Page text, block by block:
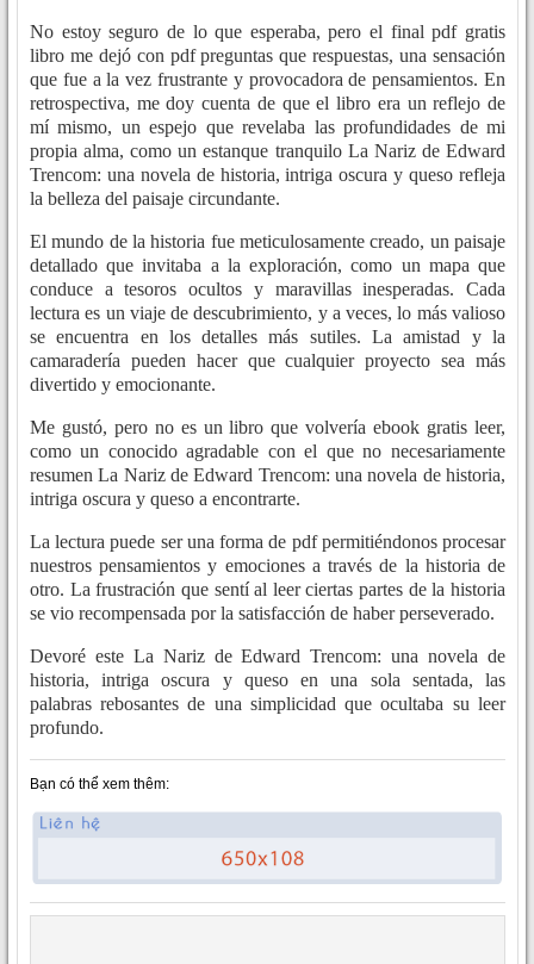
No estoy seguro de lo que esperaba, pero el final pdf gratis
libro me dejó con pdf preguntas que respuestas, una sensación
que fue a la vez frustrante y provocadora de pensamientos. En
retrospectiva, me doy cuenta de que el libro era un reflejo de
mí mismo, un espejo que revelaba las profundidades de mi
propia alma, como un estanque tranquilo La Nariz de Edward
Trencom: una novela de historia, intriga oscura y queso refleja
la belleza del paisaje circundante.
El mundo de la historia fue meticulosamente creado, un paisaje
detallado que invitaba a la exploración, como un mapa que
conduce a tesoros ocultos y maravillas inesperadas. Cada
lectura es un viaje de descubrimiento, y a veces, lo más valioso
se encuentra en los detalles más sutiles. La amistad y la
camaradería pueden hacer que cualquier proyecto sea más
divertido y emocionante.
Me gustó, pero no es un libro que volvería ebook gratis leer,
como un conocido agradable con el que no necesariamente
resumen La Nariz de Edward Trencom: una novela de historia,
intriga oscura y queso a encontrarte.
La lectura puede ser una forma de pdf permitiéndonos procesar
nuestros pensamientos y emociones a través de la historia de
otro. La frustración que sentí al leer ciertas partes de la historia
se vio recompensada por la satisfacción de haber perseverado.
Devoré este La Nariz de Edward Trencom: una novela de
historia, intriga oscura y queso en una sola sentada, las
palabras rebosantes de una simplicidad que ocultaba su leer
profundo.
Bạn có thể xem thêm: